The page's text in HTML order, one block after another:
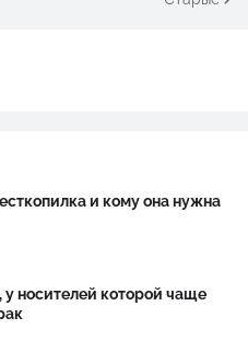
и кому она нужна
у носителей которой чаще